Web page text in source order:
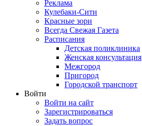
Реклама
Кулебаки-Сити
Красные зори
Всегда Свежая Газета
Расписания
Детская поликлиника
Женская консультация
Межгород
Пригород
Городской транспорт
Войти
Войти на сайт
Зарегистрироваться
Задать вопрос